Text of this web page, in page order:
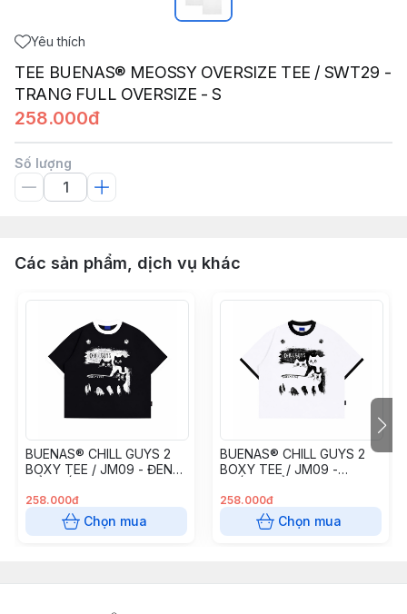
Yêu thích
TEE BUENAS® MEOSSY OVERSIZE TEE / SWT29 -
TRANG FULL OVERSIZE - S
258.000đ
Số lượng
Các sản phẩm, dịch vụ khác
BUENAS® CHILL GUYS 2
BOXY TEE / JM09 - ĐEN
258.000đ
Chọn mua
BUENAS® CHILL GUYS 2
BOXY TEE / JM09 -
258.000đ
Chọn mua